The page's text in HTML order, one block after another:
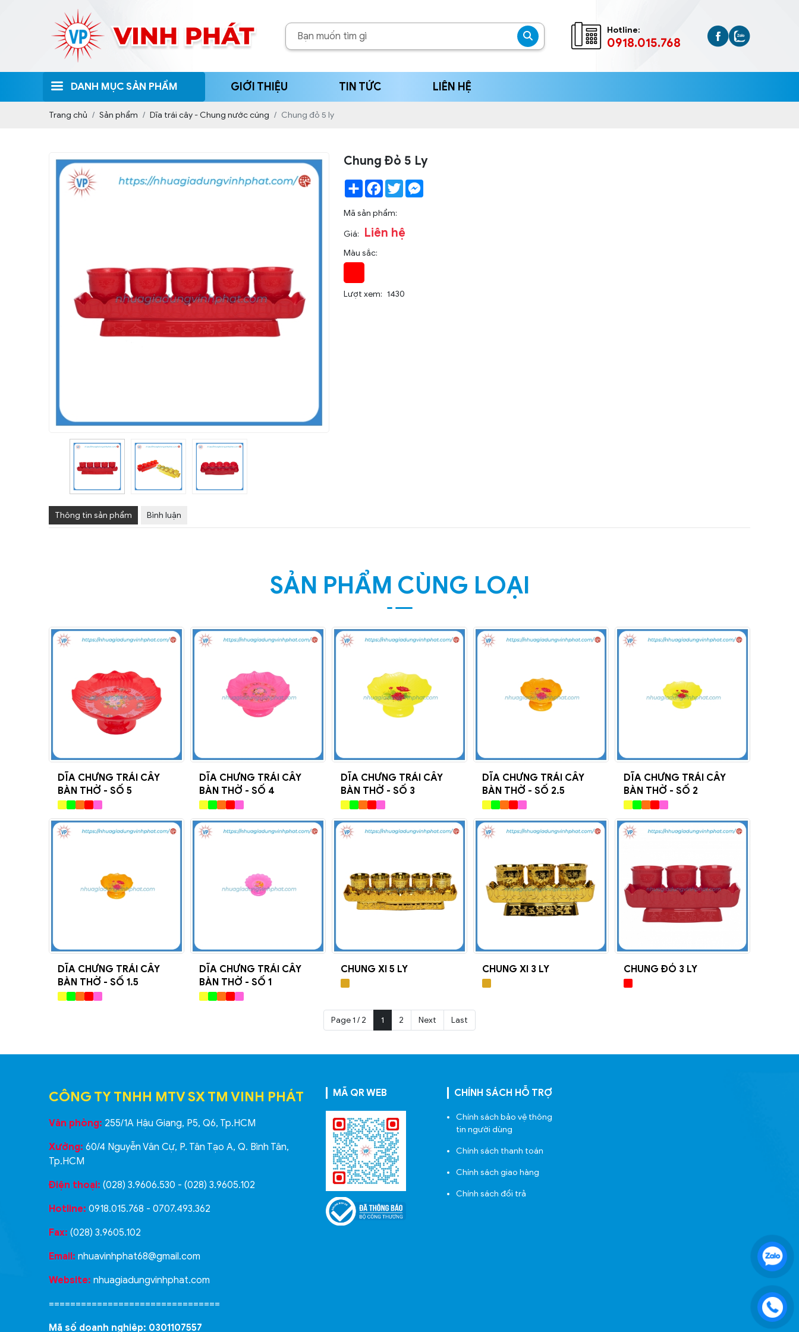
Hotline:
0918.015.768
DANH MỤC SẢN PHẨM GIỚI THIỆU TIN TỨC LIÊN HỆ
Trang chủ Sản phẩm Dĩa trái cây - Chung nước cúng Chung đỏ 5 ly
Chung Đỏ 5 Ly
ShareFacebook
TwitterMessenger
Mã sản phẩm:
Giá: Liên hệ
Màu sắc:
Lượt xem: 1430
Thông tin sản phẩm Bình luận
SẢN PHẨM CÙNG LOẠI
DĨA CHƯNG TRÁI CÂY
BÀN THỜ - SỐ 5
DĨA CHƯNG TRÁI CÂY
BÀN THỜ - SỐ 4
DĨA CHƯNG TRÁI CÂY
BÀN THỜ - SỐ 3
DĨA CHƯNG TRÁI CÂY
BÀN THỜ - SỐ 2.5
DĨA CHƯNG TRÁI CÂY
BÀN THỜ - SỐ 2
DĨA CHƯNG TRÁI CÂY
BÀN THỜ - SỐ 1.5
DĨA CHƯNG TRÁI CÂY
BÀN THỜ - SỐ 1
CHUNG XI 5 LY CHUNG XI 3 LY CHUNG ĐỎ 3 LY
Page 1 / 2 1 2 Next Last
CÔNG TY TNHH MTV SX TM VINH PHÁT
Văn phòng: 255/1A Hậu Giang, P5, Q6, Tp.HCM
Xưởng: 60/4 Nguyễn Văn Cự, P. Tân Tạo A, Q. Bình Tân,
Tp.HCM
Điện thoại: (028) 3.9606.530 - (028) 3.9605.102
Hotline: 0918.015.768 - 0707.493.362
Fax: (028) 3.9605.102
Email: nhuavinhphat68@gmail.com
Website: nhuagiadungvinhphat.com
================================
Mã số doanh nghiệp: 0301107557
MÃ QR WEB CHÍNH SÁCH HỖ TRỢ
Chính sách bảo vệ thông
tin người dùng
Chính sách thanh toán
Chính sách giao hàng
Chính sách đổi trả